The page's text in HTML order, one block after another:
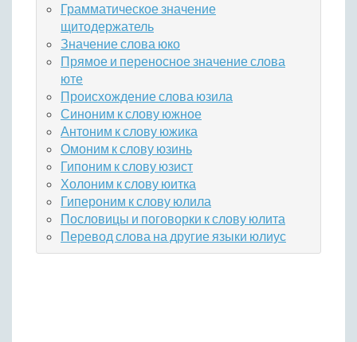
Грамматическое значение
щитодержатель
Значение слова юко
Прямое и переносное значение слова
юте
Происхождение слова юзила
Синоним к слову южное
Антоним к слову южика
Омоним к слову юзинь
Гипоним к слову юзист
Холоним к слову юитка
Гипероним к слову юлила
Пословицы и поговорки к слову юлита
Перевод слова на другие языки юлиус